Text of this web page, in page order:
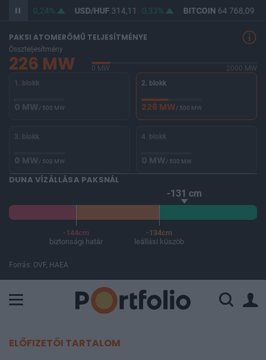
362,61 0,24% USD/HUF314,11 0,33% BITCOIN64 768,09
PAKSI ATOMERŐMŰ TELJESÍTMÉNYE
Összteljesítmény
226 MW 0 MW
2000 MW
1. blokk
0 MW/ 500 MW
2. blokk
226 MW/ 500 MW
3. blokk
0 MW/ 500 MW
4. blokk
0 MW/ 500 MW
DUNA VÍZÁLLÁSA PAKSNÁL
-131 cm
-144cm
biztonsági határ
-134cm
leállási küszöb
Forrás: OVF, HAEA
ELŐFIZETŐI TARTALOM